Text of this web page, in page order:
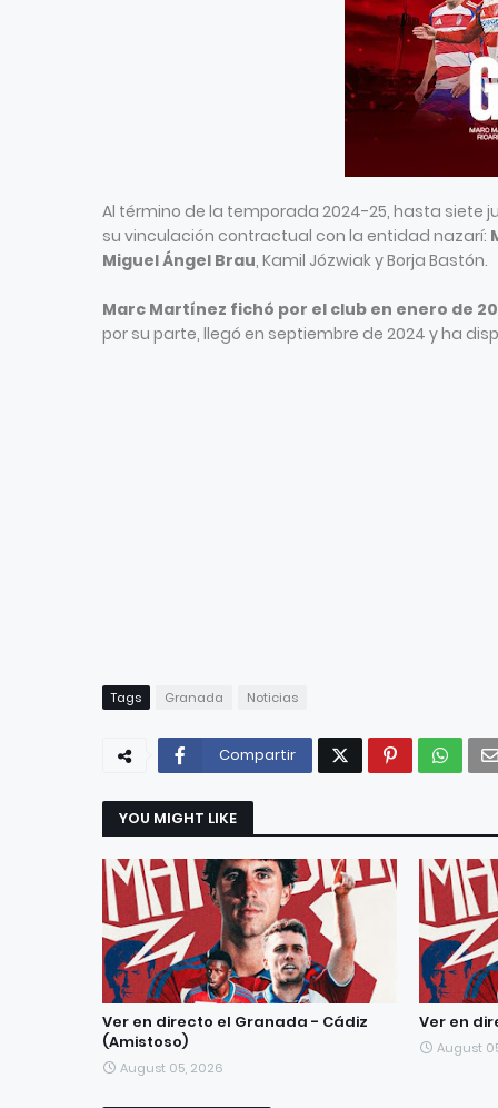
Al término de la temporada 2024-25, hasta siete
su vinculación contractual con la entidad nazarí:
Miguel Ángel Brau, Kamil Józwiak y Borja Bastón.
Marc Martínez fichó por el club en enero de
por su parte, llegó en septiembre de 2024 y ha
Tags Granada Noticias
Compartir
YOU MIGHT LIKE
Ver en directo el Granada - Cádiz
(Amistoso)
August 05, 2026
Ver en
August